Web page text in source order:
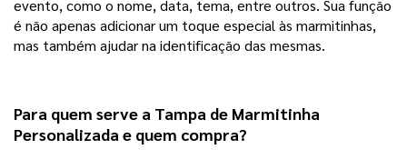
evento, como o nome, data, tema, entre outros. Sua função
é não apenas adicionar um toque especial às marmitinhas,
mas também ajudar na identificação das mesmas.
Para quem serve a Tampa de Marmitinha
Personalizada e quem compra?